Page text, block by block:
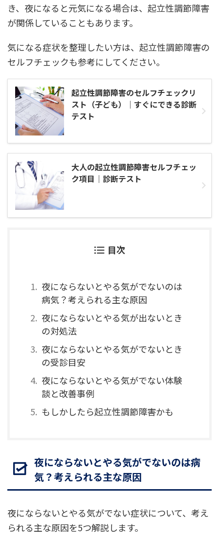
き、夜になると元気になる場合は、起立性調節障害
が関係していることもあります。
気になる症状を整理したい方は、起立性調節障害の
セルフチェックも参考にしてください。
起立性調節障害のセルフチェックリ
スト（子ども）｜すぐにできる診断
テスト
大人の起立性調節障害セルフチェッ
ク項目｜診断テスト
目次
夜にならないとやる気がでないのは
病気？考えられる主な原因
夜にならないとやる気が出ないとき
の対処法
夜にならないとやる気がでないとき
の受診目安
夜にならないとやる気がでない体験
談と改善事例
もしかしたら起立性調節障害かも
夜にならないとやる気がでないのは病
気？考えられる主な原因
夜にならないとやる気がでない症状について、考え
られる主な原因を5つ解説します。